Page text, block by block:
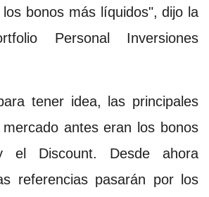
bonos más líquidos", dijo la
Personal Inversiones
tener idea, las principales
antes eran los bonos
el Discount. Desde ahora
referencias pasarán por los